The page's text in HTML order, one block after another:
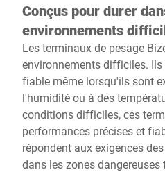
Conçus pour durer
environnements
Les terminaux de pesage
environnements difficiles.
fiable même lorsqu'ils sont
l'humidité ou à des
conditions difficiles, ces
performances précises et
répondent aux exigences
dans les zones dangereuses